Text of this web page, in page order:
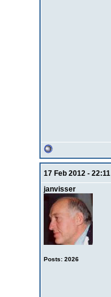
17 Feb 2012 - 22:11
janvisser
Posts: 2026